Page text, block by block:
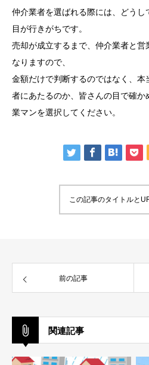
仲介業者を選ばれる際には、どうし
目が行きがちです。
売却が成立するまで、仲介業者と営
なりますので、
金額だけで判断するのではなく、
者にあたるのか、皆さんの目で確
業マンを選択してください。
この記事のタイトルと
前の記事
関連記事